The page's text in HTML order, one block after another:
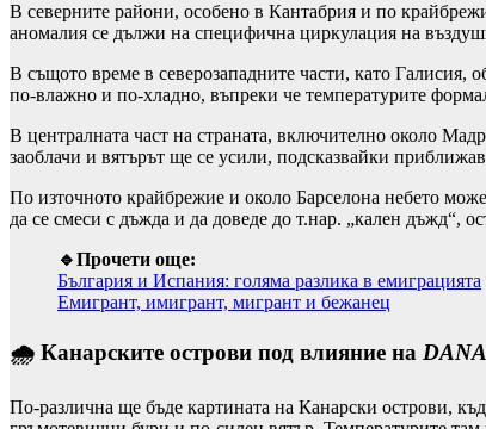
В северните райони, особено в Кантабрия и по
аномалия се дължи на специфична циркулация на
В същото време в северозападните части, като Галисия,
по-влажно и по-хладно, въпреки че температурите
В централната част на страната, включително около
заоблачи и вятърът ще се усили, подсказвайки
По източното крайбрежие и около Барселона небето
да се смеси с дъжда и да доведе до т.нар. „кален дъжд“,
🔹Прочети още:
България и Испания: голяма разлика в емиграцията
Емигрант, имигрант, мигрант и бежанец
🌧️ Канарските острови под влияние на DANA
По-различна ще бъде картината на Канарски острови,